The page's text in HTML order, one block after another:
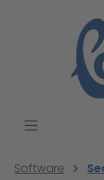
Software